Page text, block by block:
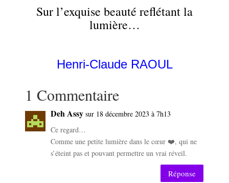
Sur l’exquise beauté reflétant la
lumière…
Henri-Claude RAOUL
1 Commentaire
Deh Assy sur 18 décembre 2023 à 7h13
Ce regard…
Comme une petite lumière dans le cœur ❤️, qui ne
s’éteint pas et pouvant permettre un vrai réveil.
Réponse